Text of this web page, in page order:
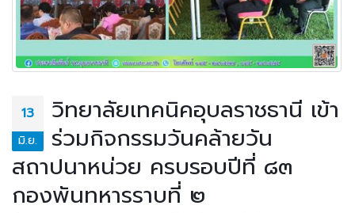
13
มิ.ย.
วิทยาลัยเทคนิคอุบลราชธานี เข้า
ร่วมกิจกรรมวันคล้ายวัน
สถาปนาหน่วย ครบรอบปีที่ ๘๓
กองพันทหารราบที่ ๒